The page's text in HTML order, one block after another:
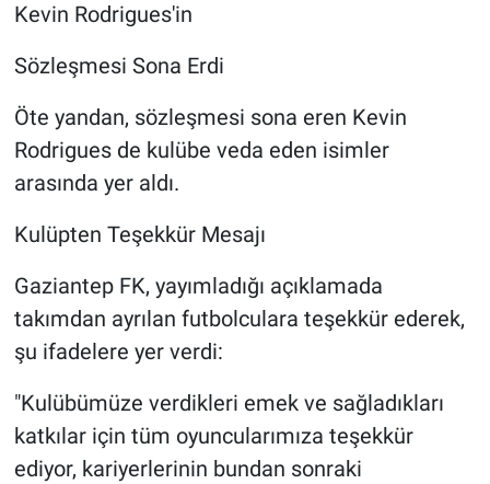
Kevin Rodrigues'in
Sözleşmesi Sona Erdi
Öte yandan, sözleşmesi sona eren Kevin
Rodrigues de kulübe veda eden isimler
arasında yer aldı.
Kulüpten Teşekkür Mesajı
Gaziantep FK, yayımladığı açıklamada
takımdan ayrılan futbolculara teşekkür ederek,
şu ifadelere yer verdi:
"Kulübümüze verdikleri emek ve sağladıkları
katkılar için tüm oyuncularımıza teşekkür
ediyor, kariyerlerinin bundan sonraki